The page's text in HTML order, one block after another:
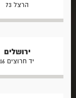
הרצל 73
ירושלים
יד חרוצים 16